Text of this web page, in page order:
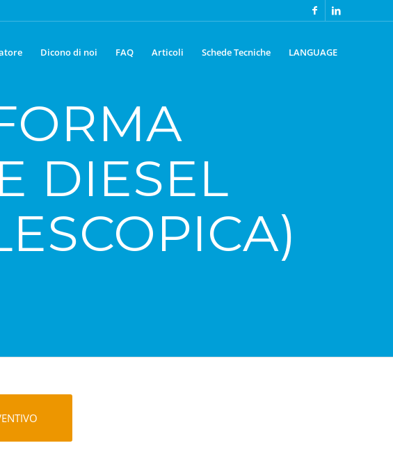
Dicono di noi FAQ Articoli Schede Tecniche LANGUAGE
DIESEL